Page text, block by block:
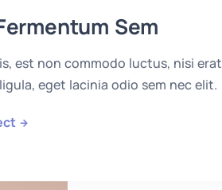
Sem
est non commodo luctus, nisi erat
eget lacinia odio sem nec elit.